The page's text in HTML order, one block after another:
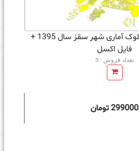
نقشه شیپ فایل بلوک آماری شهر سقز سال 1395 +
فايل اكسل
تعداد فروش : 5
299000 تومان